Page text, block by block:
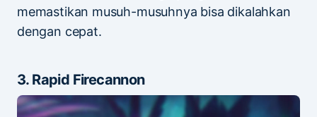
memastikan musuh-musuhnya bisa dikalahkan
dengan cepat.
3. Rapid Firecannon